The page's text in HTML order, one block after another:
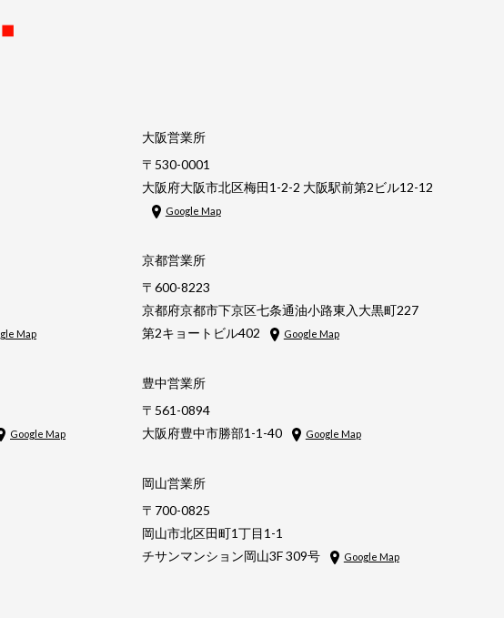
Map
Google Map
大阪営業所
〒530-0001
大阪府大阪市北区梅田1-2-2 大阪駅前第2ビル12-12
Google Map
京都営業所
〒600-8223
京都府京都市下京区七条通油小路東入大黒町227
第2キョートビル402
Google Map
豊中営業所
〒561-0894
大阪府豊中市勝部1-1-40
Google Map
岡山営業所
〒700-0825
岡山市北区田町1丁目1-1
チサンマンション岡山3F 309号
Google Map